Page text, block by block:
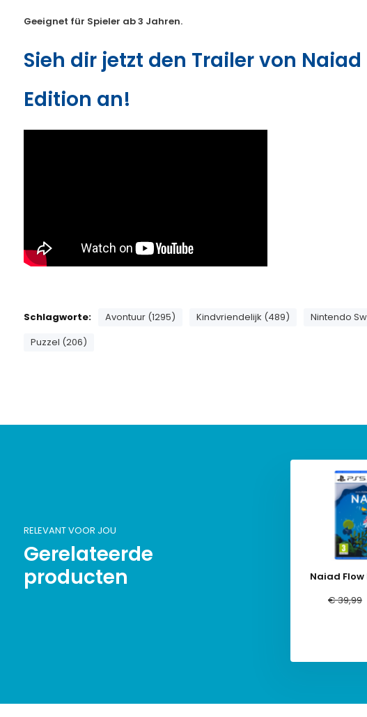
Geeignet für Spieler ab 3 Jahren.
Sieh dir jetzt den Trailer von Naiad
Edition an!
Schlagworte: Avontuur (1295) Kindvriendelijk (489)
Nintendo
Puzzel (206)
RELEVANT VOOR JOU
Gerelateerde
producten
Naiad Flow
€ 39,99